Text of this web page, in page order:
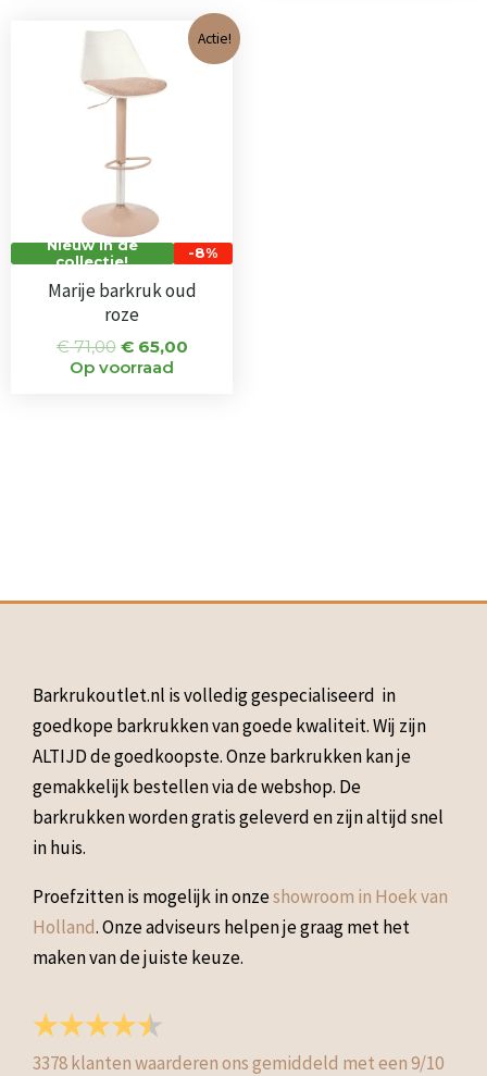
Actie!
-8%
Nieuw in de
collectie!
Marije barkruk oud
roze
€71,00
Oorspronkelijke
prijs
€ 71,00.
€65,00
Huidige
prijs
Op voorraad
Barkrukoutlet.nl is volledig gespecialiseerd in
goedkope barkrukken van goede kwaliteit. Wij zijn
ALTIJD de goedkoopste. Onze barkrukken kan je
gemakkelijk bestellen via de webshop. De
barkrukken worden gratis geleverd en zijn altijd snel
in huis.
Proefzitten is mogelijk in onzeshowroom in Hoek van
Holland. Onze adviseurs helpen je graag met het
maken van de juiste keuze.
3378klanten waarderen ons gemiddeld met een9/10